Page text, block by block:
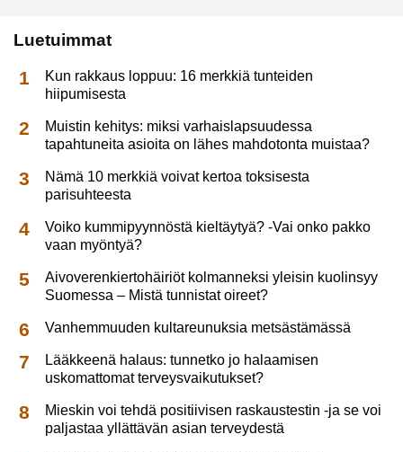
Luetuimmat
Kun rakkaus loppuu: 16 merkkiä tunteiden
hiipumisesta
Muistin kehitys: miksi varhaislapsuudessa
tapahtuneita asioita on lähes mahdotonta muistaa?
Nämä 10 merkkiä voivat kertoa toksisesta
parisuhteesta
Voiko kummipyynnöstä kieltäytyä? -Vai onko pakko
vaan myöntyä?
Aivoverenkiertohäiriöt kolmanneksi yleisin kuolinsyy
Suomessa – Mistä tunnistat oireet?
Vanhemmuuden kultareunuksia metsästämässä
Lääkkeenä halaus: tunnetko jo halaamisen
uskomattomat terveysvaikutukset?
Mieskin voi tehdä positiivisen raskaustestin -ja se voi
paljastaa yllättävän asian terveydestä